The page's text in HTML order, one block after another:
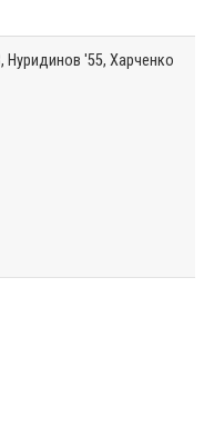
'55, Харченко